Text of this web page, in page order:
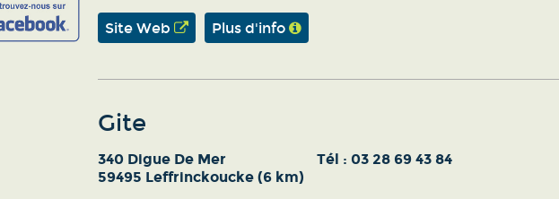
Site Web Plus d'info
Gite
340 Digue De Mer
59495 Leffrinckoucke (6 km)
Tél : 03 28 69 43 84